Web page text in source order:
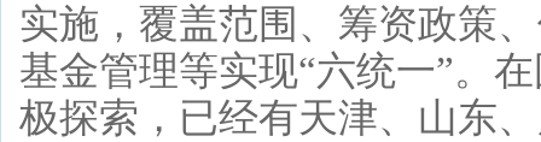
实施，覆盖范围、筹资政策
基金管理等实现“六统一”。
极探索，已经有天津、山东